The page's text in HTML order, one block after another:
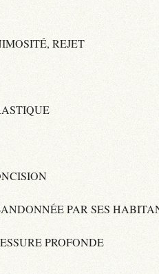
REJET
PAR SES
PROFONDE